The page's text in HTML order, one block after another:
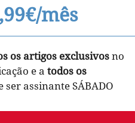
mês
os artigos exclusivosno
e a todos os
ser assinante SÁBADO